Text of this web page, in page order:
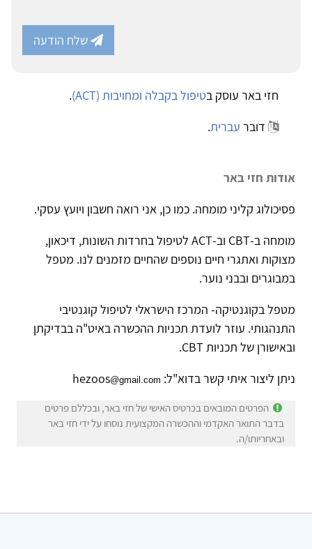
שלח הודעה
חזי באר עוסק בטיפול בקבלה ומחויבות (ACT)
.
דובר עברית.
אודות חזי באר
פסיכולוג קליני מומחה. כמו כן, אני רואה חשבון ויועץ עסקי.
מומחה ב-CBT וב-ACT לטיפול בחרדות השונות, דיכאון,
מצוקות ואתגרי חיים נוספים שהחיים מזמנים לנו. מטפל
במבוגרים ובבני נוער.
מטפל בקוגנטיקה- המרכז הישראלי לטיפול קוגנטיבי
התנהגותי. עוזר לועדת תכניות ההכשרה באיט"ה בבדיקתן
ובאישורן של תכניות CBT.
ניתן ליצור איתי קשר בדוא"ל: hezoos @gmail.com
הפרטים המובאים בכרטיס האישי של חזי באר, ובכללם פרטים
בדבר התואר האקדמי וההכשרה המקצועית נוסחו על ידי חזי באר
ובאחריותו/ה.